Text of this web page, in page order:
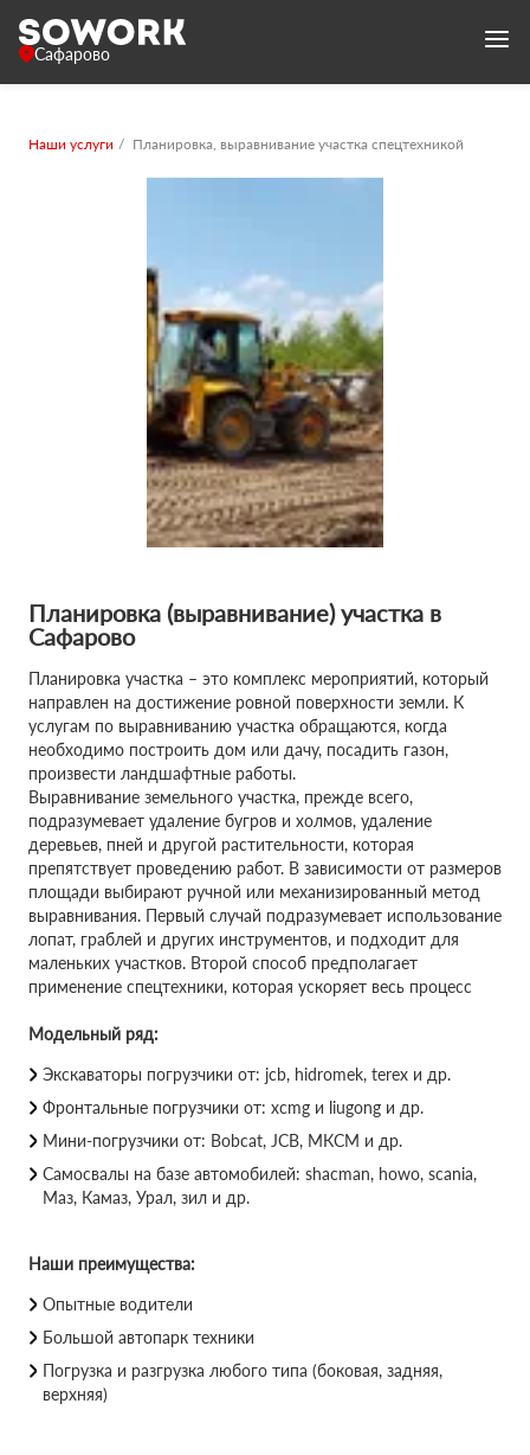
Сафарово
Наши услуги Планировка, выравнивание участка спецтехникой
Планировка (выравнивание) участка в
Сафарово
Планировка участка – это комплекс мероприятий, который
направлен на достижение ровной поверхности земли. К
услугам по выравниванию участка обращаются, когда
необходимо построить дом или дачу, посадить газон,
произвести ландшафтные работы.
Выравнивание земельного участка, прежде всего,
подразумевает удаление бугров и холмов, удаление
деревьев, пней и другой растительности, которая
препятствует проведению работ. В зависимости от размеров
площади выбирают ручной или механизированный метод
выравнивания. Первый случай подразумевает использование
лопат, граблей и других инструментов, и подходит для
маленьких участков. Второй способ предполагает
применение спецтехники, которая ускоряет весь процесс
Модельный ряд:
Экскаваторы погрузчики от: jcb, hidromek, terex и др.
Фронтальные погрузчики от: xcmg и liugong и др.
Мини-погрузчики от: Bobcat, JCB, МКСМ и др.
Самосвалы на базе автомобилей: shacman, howo, scania,
Маз, Камаз, Урал, зил и др.
Наши преимущества:
Опытные водители
Большой автопарк техники
Погрузка и разгрузка любого типа (боковая, задняя,
верхняя)